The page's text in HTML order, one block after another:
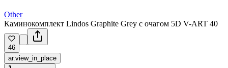
Other
Каминокомплект Lindos Graphite Grey с очагом 5D V-ART 40
46
ar.view_in_place